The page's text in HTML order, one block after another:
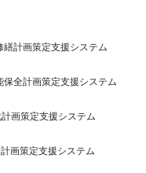
繕計画策定支援システム
保全計画策定支援システム
画策定支援システム
画策定支援システム